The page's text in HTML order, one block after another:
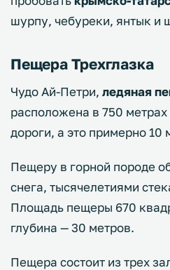
шурпу, чебуреки, янтык и
Пещера Трехглазка
Чудо Ай-Петри, ледяная
расположена в 750 метрах
дороги, а это примерно 10
Пещеру в горной породе
снега, тысячелетиями
Площадь пещеры 670
глубина — 30 метров.
Пещера состоит из трех